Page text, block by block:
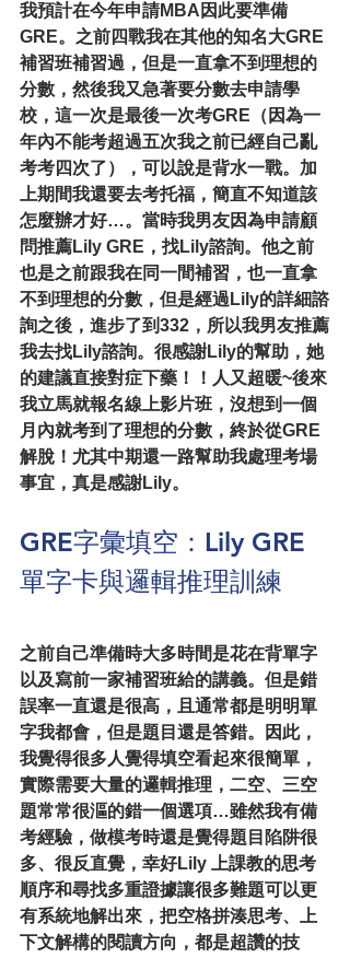
我預計在今年申請MBA因此要準備
GRE。之前四戰我在其他的知名大GRE
補習班補習過，但是一直拿不到理想的
分數，然後我又急著要分數去申請學
校，這一次是最後一次考GRE（因為一
年內不能考超過五次我之前已經自己亂
考考四次了），可以說是背水一戰。加
上期間我還要去考托福，簡直不知道該
怎麼辦才好…。當時我男友因為申請顧
問推薦Lily GRE，找Lily諮詢。他之前
也是之前跟我在同一間補習，也一直拿
不到理想的分數，但是經過Lily的詳細諮
詢之後，進步了到332，所以我男友推薦
我去找Lily諮詢。很感謝Lily的幫助，她
的建議直接對症下藥！！人又超暖~後來
我立馬就報名線上影片班，沒想到一個
月內就考到了理想的分數，終於從GRE
解脫！尤其中期還一路幫助我處理考場
事宜，真是感謝Lily。
GRE字彙填空：Lily GRE
單字卡與邏輯推理訓練
之前自己準備時大多時間是花在背單字
以及寫前一家補習班給的講義。但是錯
誤率一直還是很高，且通常都是明明單
字我都會，但是題目還是答錯。因此，
我覺得很多人覺得填空看起來很簡單，
實際需要大量的邏輯推理，二空、三空
題常常很漚的錯一個選項…雖然我有備
考經驗，做模考時還是覺得題目陷阱很
多、很反直覺，幸好Lily 上課教的思考
順序和尋找多重證據讓很多難題可以更
有系統地解出來，把空格拼湊思考、上
下文解構的閱讀方向，都是超讚的技